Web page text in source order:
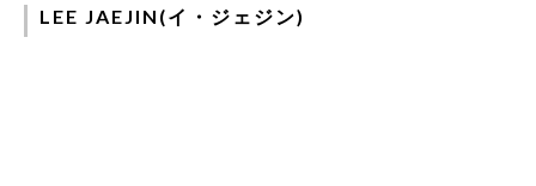
LEE JAEJIN(イ・ジェジン)